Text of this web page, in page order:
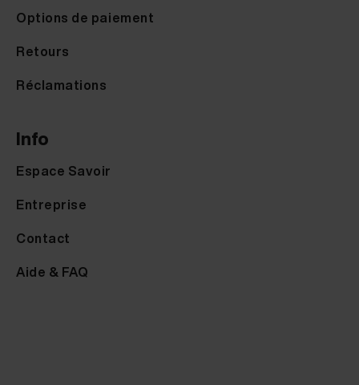
Options de paiement
Retours
Réclamations
Info
Espace Savoir
Entreprise
Contact
Aide & FAQ